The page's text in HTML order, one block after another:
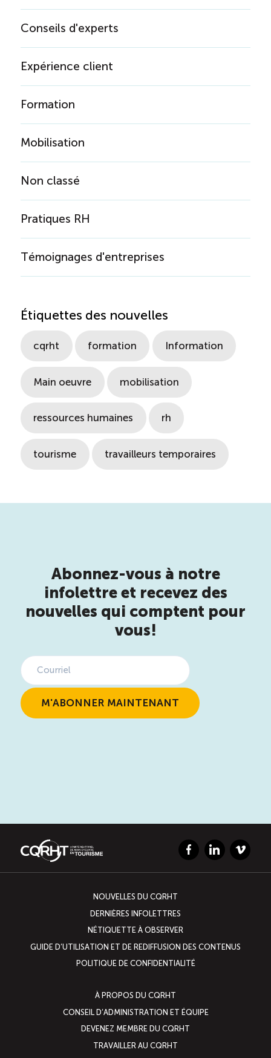
Conseils d'experts
Expérience client
Formation
Mobilisation
Non classé
Pratiques RH
Témoignages d'entreprises
Étiquettes des nouvelles
cqrht formation Information
Main oeuvre mobilisation
ressources humaines rh
tourisme travailleurs temporaires
Abonnez-vous à notre
infolettre et recevez des
nouvelles qui comptent pour
vous!
FacebookLinkedInVimeo
NOUVELLES DU CQRHT
DERNIÈRES INFOLETTRES
NÉTIQUETTE À OBSERVER
GUIDE D’UTILISATION ET DE REDIFFUSION DES CONTENUS
POLITIQUE DE CONFIDENTIALITÉ
À PROPOS DU CQRHT
CONSEIL D’ADMINISTRATION ET ÉQUIPE
DEVENEZ MEMBRE DU CQRHT
TRAVAILLER AU CQRHT